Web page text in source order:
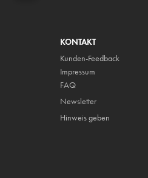
KONTAKT
Kunden-Feedback
Impressum
FAQ
Newsletter
Hinweis geben